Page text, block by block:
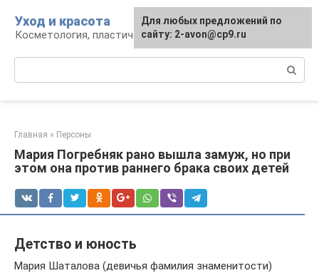
контенту
Уход и красота
Косметология, пластическая хирургия, уход
Главная » Персоны
Мария Погребняк рано вышла замуж, но при
этом она против раннего брака своих детей
Детство и юность
Мария Шаталова (девичья фамилия знаменитости)
Для любых предложений по
сайту: 2-avon@cp9.ru